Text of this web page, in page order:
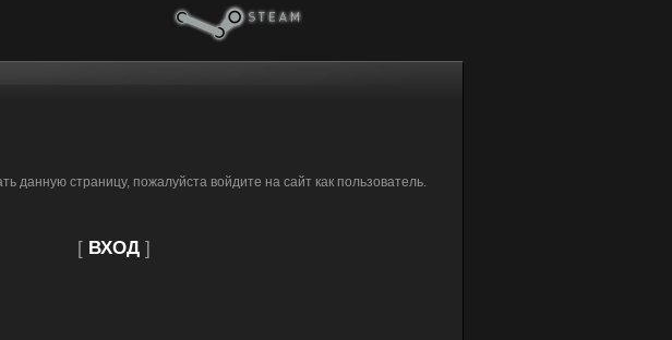
данную страницу, пожалуйста войдите на сайт как пользователь.
[ ВХОД]